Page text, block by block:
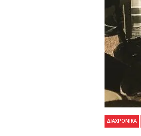
ΔΙΑΧΡΟΝΙΚΑ